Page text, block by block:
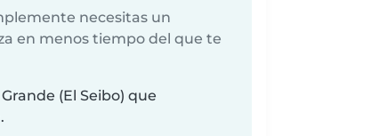
necesitas un
en menos tiempo del que te
(El Seibo) que